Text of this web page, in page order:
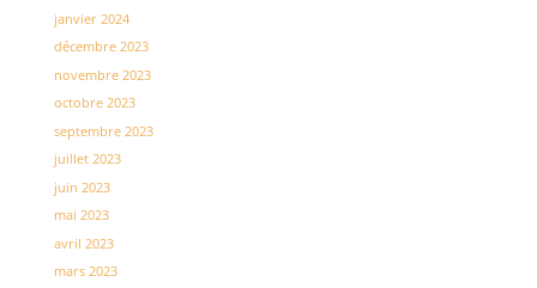
janvier 2024
décembre 2023
novembre 2023
octobre 2023
septembre 2023
juillet 2023
juin 2023
mai 2023
avril 2023
mars 2023